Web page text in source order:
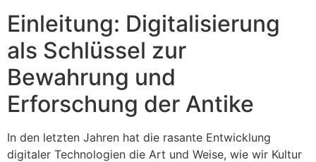
Einleitung: Digitalisierung
als Schlüssel zur
Bewahrung und
Erforschung der Antike
In den letzten Jahren hat die rasante Entwicklung
digitaler Technologien die Art und Weise, wie wir Kultur